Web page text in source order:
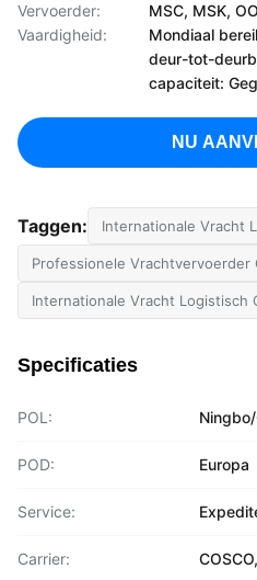
Vervoerder:
MSC, MSK,
Vaardigheid:
Mondiaal
deur-tot-
capaciteit:
NU
Taggen: Internationale Vracht
Professionele Vrachtvervoerder
Internationale Vracht Logistisch
Specificaties
POL:
POD: Europa
Service:
Carrier: